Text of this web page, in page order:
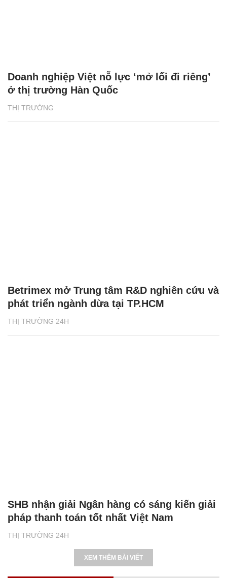
THỊ TRƯỜNG
Doanh nghiệp Việt nỗ lực ‘mở lối đi riêng’
ở thị trường Hàn Quốc
THỊ TRƯỜNG 24H
Betrimex mở Trung tâm R&D nghiên cứu và
phát triển ngành dừa tại TP.HCM
THỊ TRƯỜNG 24H
SHB nhận giải Ngân hàng có sáng kiến giải
pháp thanh toán tốt nhất Việt Nam
XEM THÊM BÀI VIẾT